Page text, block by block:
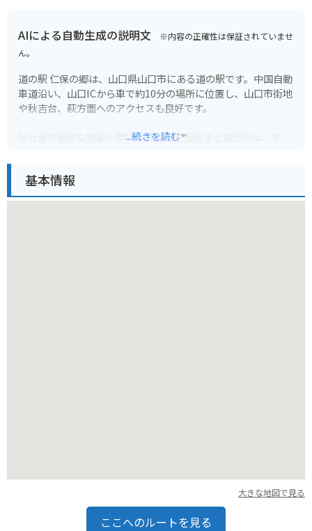
AIによる自動生成の説明文 ※内容の正確性は保証されていませ
ん。
道の駅 仁保の郷は、山口県山口市にある道の駅です。中国自動
車道沿い、山口ICから車で約10分の場所に位置し、山口市街地
や秋吉台、萩方面へのアクセスも良好です。
地元産の新鮮な野菜や果物、特産品を販売する直売所は、多く
のレストランでは、地元食材をふんだんに使った料理を味わう
ことができます。山口名物の瓦そばや、新鮮な野菜を使った定
...続きを読む
基本情報
大きな地図で見る
ここへのルートを見る